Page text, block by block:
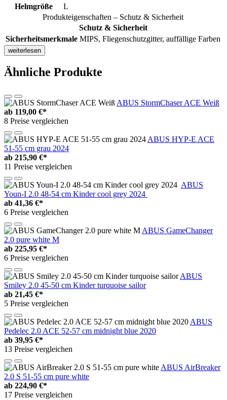
Helmgröße
L
Produkteigenschaften – Schutz & Sicherheit
Schutz & Sicherheit
Sicherheitsmerkmale MIPS, Fliegenschutzgitter, auffällige Farben
weiterlesen
Ähnliche Produkte
ABUS StormChaser ACE Weiß
ab 119,00 €*
8 Preise vergleichen
ABUS HYP-E ACE
51-55 cm grau 2024
ab 215,90 €*
11 Preise vergleichen
ABUS
Youn-I 2.0 48-54 cm Kinder cool grey 2024
ab 41,36 €*
6 Preise vergleichen
ABUS GameChanger
2.0 pure white M
ab 225,95 €*
6 Preise vergleichen
ABUS
Smiley 2.0 45-50 cm Kinder turquoise sailor
ab 21,45 €*
5 Preise vergleichen
ABUS
Pedelec 2.0 ACE 52-57 cm midnight blue 2020
ab 39,95 €*
13 Preise vergleichen
ABUS AirBreaker
2.0 S 51-55 cm pure white
ab 224,90 €*
17 Preise vergleichen